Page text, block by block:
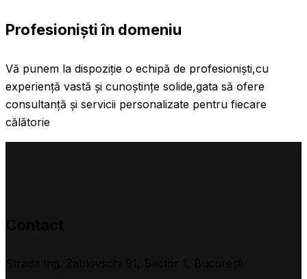
Profesioniști în domeniu
Vă punem la dispoziție o echipă de profesioniști,cu
experiență vastă și cunoștințe solide,gata să ofere
consultanță și servicii personalizate pentru fiecare
călătorie